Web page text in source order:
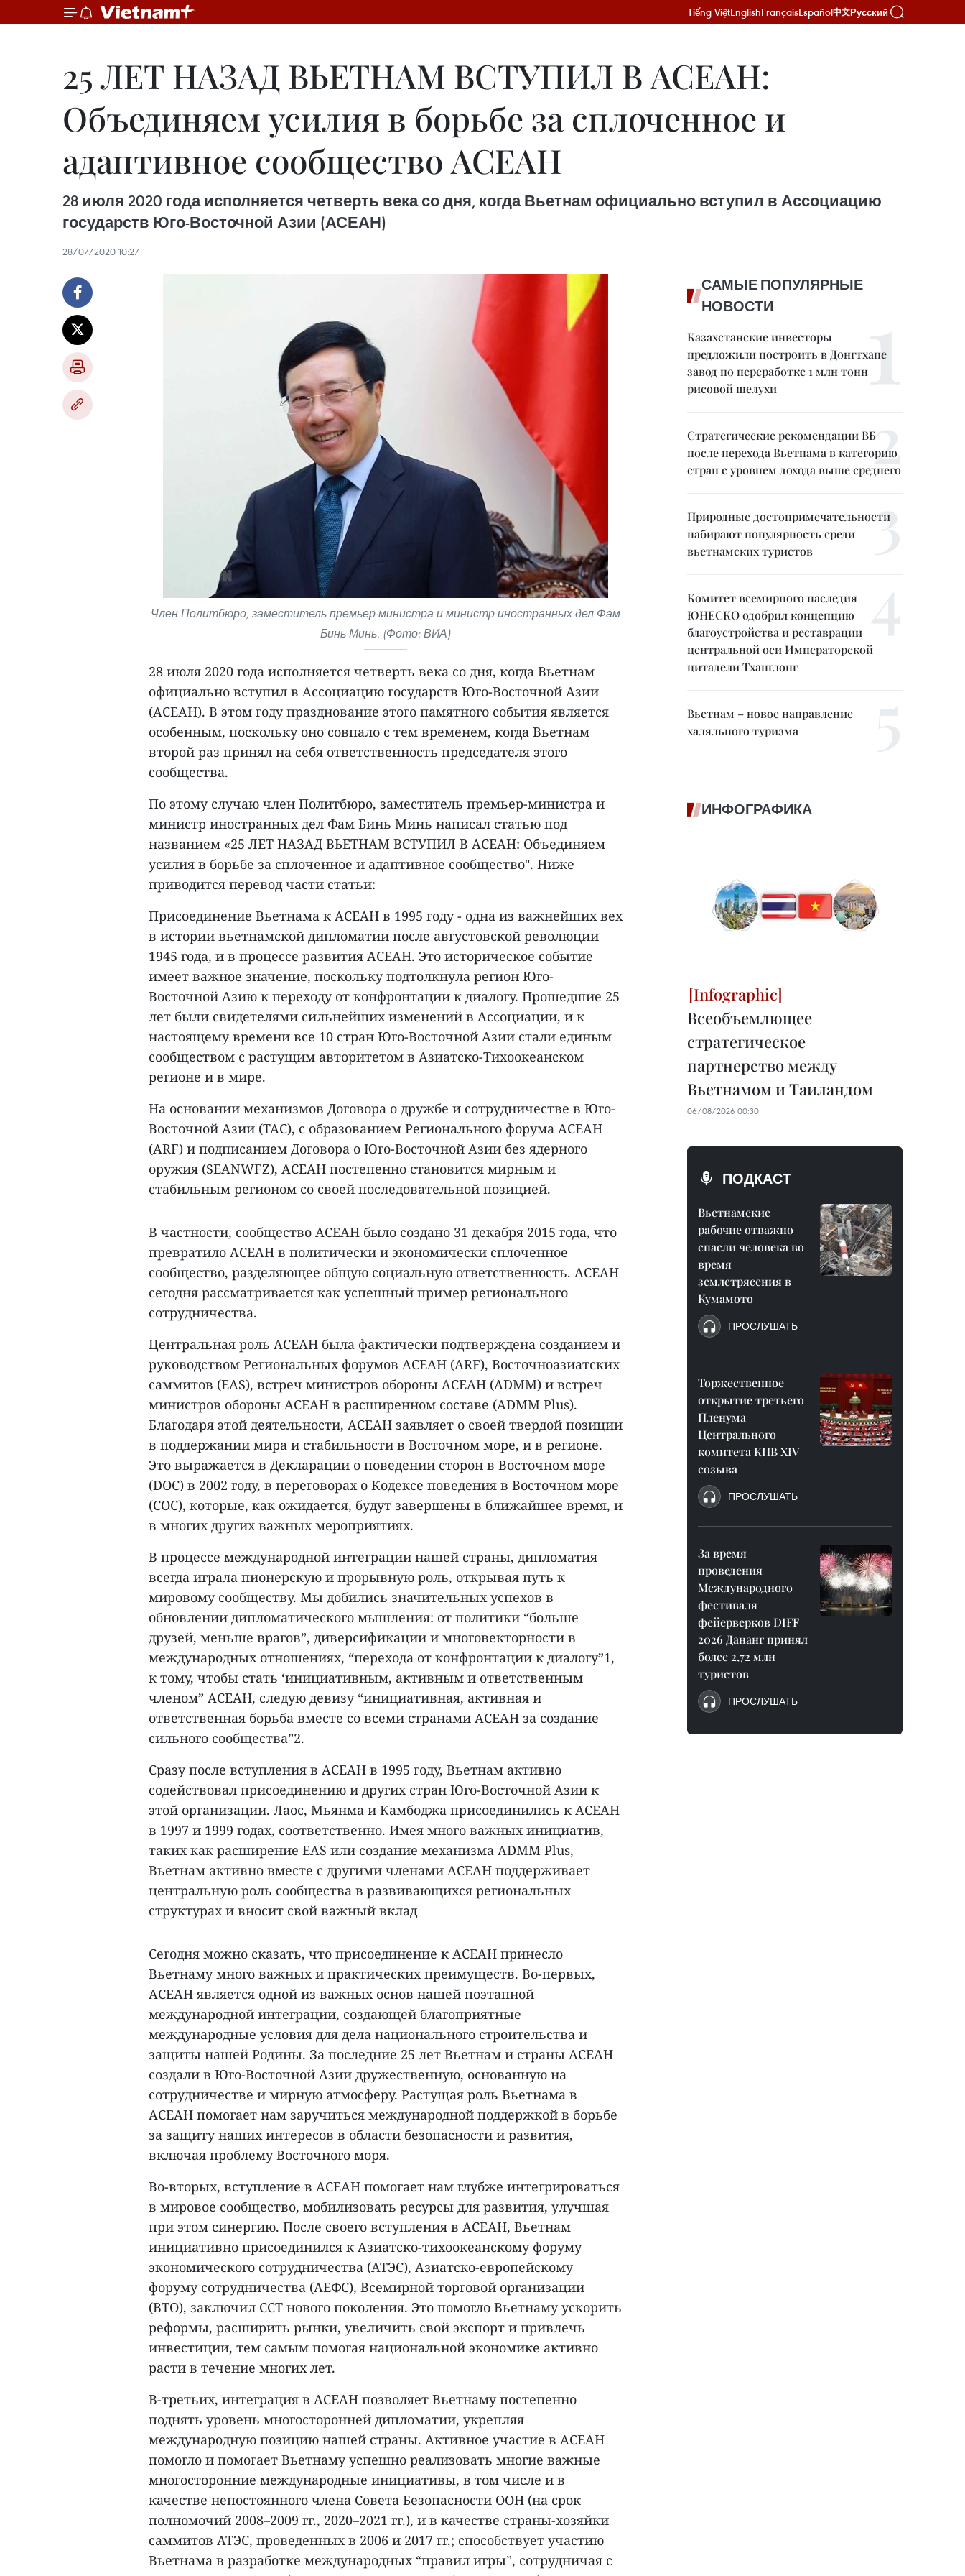
Tiếng ViệtEnglishFrançaisEspañol中文Русский
25 ЛЕТ НАЗАД ВЬЕТНАМ ВСТУПИЛ В АСЕАН:
Объединяем усилия в борьбе за сплоченное и
адаптивное сообщество АСЕАН
28 июля 2020 года исполняется четверть века со дня, когда Вьетнам официально вступил в Ассоциацию
государств Юго-Восточной Азии (АСЕАН)
28/07/2020 10:27
Член Политбюро, заместитель премьер-министра и министр иностранных дел Фам
Бинь Минь. (Фото: ВИА)
28 июля 2020 года исполняется четверть века со дня, когда Вьетнам
официально вступил в Ассоциацию государств Юго-Восточной Азии
(АСЕАН). В этом году празднование этого памятного события является
особенным, поскольку оно совпало с тем временем, когда Вьетнам
второй раз принял на себя ответственность председателя этого
сообщества.
По этому случаю член Политбюро, заместитель премьер-министра и
министр иностранных дел Фам Бинь Минь написал статью под
названием «25 ЛЕТ НАЗАД ВЬЕТНАМ ВСТУПИЛ В АСЕАН: Объединяем
усилия в борьбе за сплоченное и адаптивное сообщество". Ниже
приводится перевод части статьи:
Присоединение Вьетнама к АСЕАН в 1995 году - одна из важнейших вех
в истории вьетнамской дипломатии после августовской революции
1945 года, и в процессе развития АСЕАН. Это историческое событие
имеет важное значение, поскольку подтолкнула регион Юго-
Восточной Азию к переходу от конфронтации к диалогу. Прошедшие 25
лет были свидетелями сильнейших изменений в Ассоциации, и к
настоящему времени все 10 стран Юго-Восточной Азии стали единым
сообществом с растущим авторитетом в Азиатско-Тихоокеанском
регионе и в мире.
На основании механизмов Договора о дружбе и сотрудничестве в Юго-
Восточной Азии (TAC), с образованием Регионального форума АСЕАН
(ARF) и подписанием Договора о Юго-Восточной Азии без ядерного
оружия (SEANWFZ), АСЕАН постепенно становится мирным и
стабильным регионом со своей последовательной позицией.
В частности, сообщество АСЕАН было создано 31 декабря 2015 года, что
превратило АСЕАН в политически и экономически сплоченное
сообщество, разделяющее общую социальную ответственность. АСЕАН
сегодня рассматривается как успешный пример регионального
сотрудничества.
Центральная роль АСЕАН была фактически подтверждена созданием и
руководством Региональных форумов АСЕАН (ARF), Восточноазиатских
саммитов (EAS), встреч министров обороны АСЕАН (ADMM) и встреч
министров обороны АСЕАН в расширенном составе (ADMM Plus).
Благодаря этой деятельности, АСЕАН заявляет о своей твердой позиции
в поддержании мира и стабильности в Восточном море, и в регионе.
Это выражается в Декларации о поведении сторон в Восточном море
(DOC) в 2002 году, в переговорах о Кодексе поведения в Восточном море
(СОС), которые, как ожидается, будут завершены в ближайшее время, и
в многих других важных мероприятиях.
В процессе международной интеграции нашей страны, дипломатия
всегда играла пионерскую и прорывную роль, открывая путь к
мировому сообществу. Мы добились значительных успехов в
обновлении дипломатического мышления: от политики “больше
друзей, меньше врагов”, диверсификации и многовекторности в
международных отношениях, “перехода от конфронтации к диалогу”1,
к тому, чтобы стать ‘инициативным, активным и ответственным
членом” АСЕАН, следую девизу “инициативная, активная и
ответственная борьба вместе со всеми странами АСЕАН за создание
сильного сообщества”2.
Сразу после вступления в АСЕАН в 1995 году, Вьетнам активно
содействовал присоединению и других стран Юго-Восточной Азии к
этой организации. Лаос, Мьянма и Камбоджа присоединились к АСЕАН
в 1997 и 1999 годах, соответственно. Имея много важных инициатив,
таких как расширение EAS или создание механизма ADMM Plus,
Вьетнам активно вместе с другими членами АСЕАН поддерживает
центральную роль сообщества в развивающихся региональных
структурах и вносит свой важный вклад
Сегодня можно сказать, что присоединение к АСЕАН принесло
Вьетнаму много важных и практических преимуществ. Во-первых,
АСЕАН является одной из важных основ нашей поэтапной
международной интеграции, создающей благоприятные
международные условия для дела национального строительства и
защиты нашей Родины. За последние 25 лет Вьетнам и страны АСЕАН
создали в Юго-Восточной Азии дружественную, основанную на
сотрудничестве и мирную атмосферу. Растущая роль Вьетнама в
АСЕАН помогает нам заручиться международной поддержкой в борьбе
за защиту наших интересов в области безопасности и развития,
включая проблему Восточного моря.
Во-вторых, вступление в АСЕАН помогает нам глубже интегрироваться
в мировое сообщество, мобилизовать ресурсы для развития, улучшая
при этом синергию. После своего вступления в АСЕАН, Вьетнам
инициативно присоединился к Азиатско-тихоокеанскому форуму
экономического сотрудничества (АТЭС), Азиатско-европейскому
форуму сотрудничества (АЕФС), Всемирной торговой организации
(ВТО), заключил ССТ нового поколения. Это помогло Вьетнаму ускорить
реформы, расширить рынки, увеличить свой экспорт и привлечь
инвестиции, тем самым помогая национальной экономике активно
расти в течение многих лет.
В-третьих, интеграция в АСЕАН позволяет Вьетнаму постепенно
поднять уровень многосторонней дипломатии, укрепляя
международную позицию нашей страны. Активное участие в АСЕАН
помогло и помогает Вьетнаму успешно реализовать многие важные
многосторонние международные инициативы, в том числе и в
качестве непостоянного члена Совета Безопасности ООН (на срок
полномочий 2008–2009 гг., 2020–2021 гг.), и в качестве страны-хозяйки
саммитов АТЭС, проведенных в 2006 и 2017 гг.; способствует участию
Вьетнама в разработке международных “правил игры”, сотрудничая с
САМЫЕ ПОПУЛЯРНЫЕ
НОВОСТИ
Казахстанские инвесторы
предложили построить в Донгтхапе
завод по переработке 1 млн тонн
рисовой шелухи
Стратегические рекомендации ВБ
после перехода Вьетнама в категорию
стран с уровнем дохода выше среднего
Природные достопримечательности
набирают популярность среди
вьетнамских туристов
Комитет всемирного наследия
ЮНЕСКО одобрил концепцию
благоустройства и реставрации
центральной оси Императорской
цитадели Тханглонг
Вьетнам – новое направление
халяльного туризма
ИНФОГРАФИКА
Всеобъемлющее
стратегическое
партнерство между
Вьетнамом и Таиландом
06/08/2026 00:30
ПОДКАСТ
Вьетнамские
рабочие отважно
спасли человека во
время
землетрясения в
Кумамото
ПРОСЛУШАТЬ
Торжественное
открытие третьего
Пленума
Центрального
комитета КПВ XIV
созыва
ПРОСЛУШАТЬ
За время
проведения
Международного
фестиваля
фейерверков DIFF
2026 Дананг принял
более 2,72 млн
туристов
ПРОСЛУШАТЬ